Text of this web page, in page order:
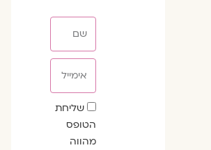
שדה
הסכמה
שליחת
הטופס
מהווה